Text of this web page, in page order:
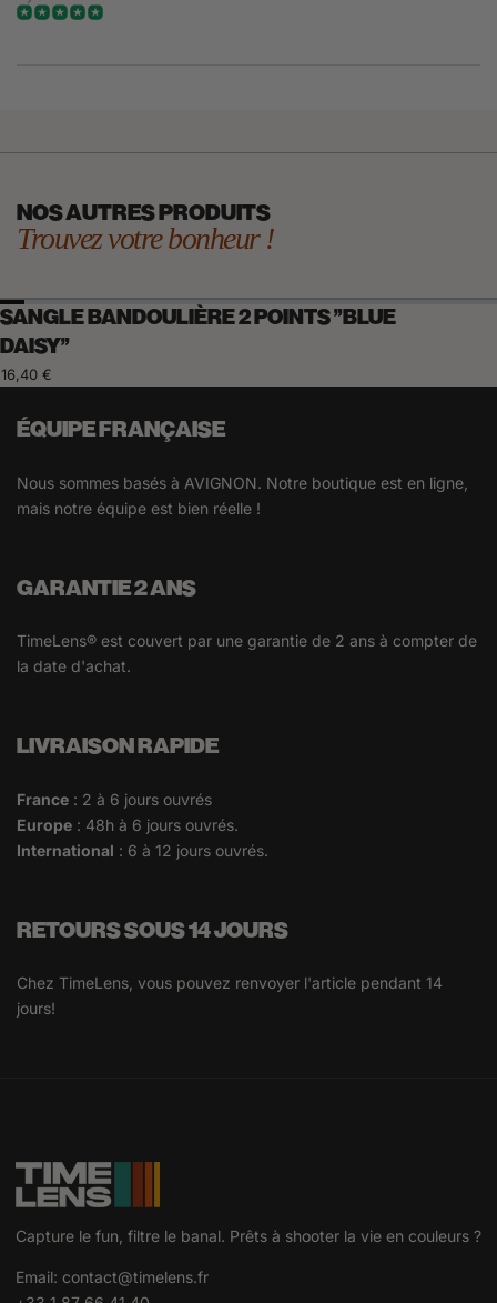
NOS AUTRES PRODUITS
Trouvez votre bonheur !
SANGLE BANDOULIÈRE 2 POINTS "BLUE
DAISY"
16,40 €
ÉQUIPE FRANÇAISE
Nous sommes basés à AVIGNON. Notre boutique est en ligne,
mais notre équipe est bien réelle !
GARANTIE 2 ANS
TimeLens® est couvert par une garantie de 2 ans à compter de
la date d'achat.
LIVRAISON RAPIDE
France : 2 à 6 jours ouvrés
Europe : 48h à 6 jours ouvrés.
International : 6 à 12 jours ouvrés.
RETOURS SOUS 14 JOURS
Chez TimeLens, vous pouvez renvoyer l'article pendant 14
jours!
Capture le fun, filtre le banal. Prêts à shooter la vie en couleurs ?
Email: contact@timelens.fr